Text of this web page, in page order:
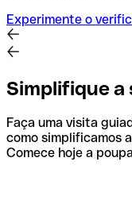
Experimente o
Simplifique a
Faça uma visita
como simplificamos
Comece hoje a